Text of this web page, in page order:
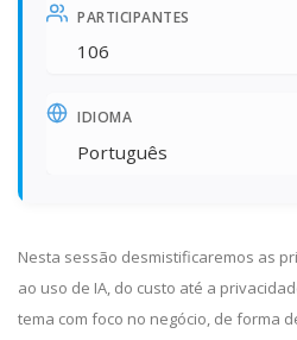
PARTICIPANTES
106
IDIOMA
Português
Nesta sessão desmistificaremos as
ao uso de IA, do custo até a
tema com foco no negócio, de forma